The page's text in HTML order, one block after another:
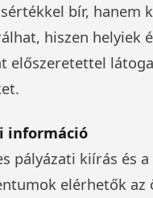
bír, hanem
hiszen helyiek
előszeretettel
információ
pályázati kiírás és
elérhetők az